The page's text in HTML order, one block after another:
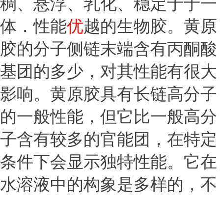
体．性能优越的生物胶。黄原
胶的分子侧链末端含有丙酮酸
基团的多少，对其性能有很大
影响。黄原胶具有长链高分子
的一般性能，但它比一般高分
子含有较多的官能团，在特定
条件下会显示独特性能。它在
水溶液中的构象是多样的，不